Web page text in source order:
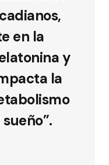
en la
y
la